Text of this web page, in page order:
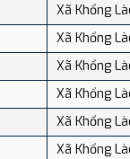
Xã Khổng
Xã Khổng
Xã Khổng
Xã Khổng
Xã Khổng
Xã Khổng